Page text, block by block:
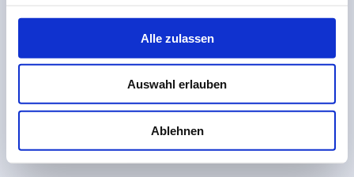
Alle zulassen
Auswahl erlauben
Ablehnen